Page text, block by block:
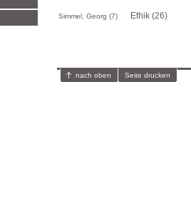
Simmel, Georg (7) Ethik (26)
nach oben Seite drucken